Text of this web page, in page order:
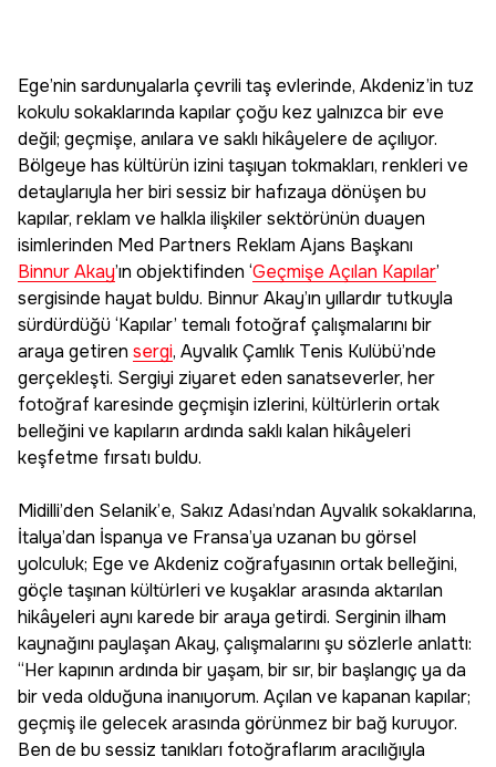
Ege’nin sardunyalarla çevrili taş evlerinde, Akdeniz’in tuz
kokulu sokaklarında kapılar çoğu kez yalnızca bir eve
değil; geçmişe, anılara ve saklı hikâyelere de açılıyor.
Bölgeye has kültürün izini taşıyan tokmakları, renkleri ve
detaylarıyla her biri sessiz bir hafızaya dönüşen bu
kapılar, reklam ve halkla ilişkiler sektörünün duayen
isimlerinden Med Partners Reklam Ajans Başkanı
Binnur Akay’ın objektifinden ‘Geçmişe Açılan Kapılar’
sergisinde hayat buldu. Binnur Akay’ın yıllardır tutkuyla
sürdürdüğü ‘Kapılar’ temalı fotoğraf çalışmalarını bir
araya getiren sergi, Ayvalık Çamlık Tenis Kulübü’nde
gerçekleşti. Sergiyi ziyaret eden sanatseverler, her
fotoğraf karesinde geçmişin izlerini, kültürlerin ortak
belleğini ve kapıların ardında saklı kalan hikâyeleri
keşfetme fırsatı buldu.
Midilli’den Selanik’e, Sakız Adası’ndan Ayvalık sokaklarına,
İtalya’dan İspanya ve Fransa’ya uzanan bu görsel
yolculuk; Ege ve Akdeniz coğrafyasının ortak belleğini,
göçle taşınan kültürleri ve kuşaklar arasında aktarılan
hikâyeleri aynı karede bir araya getirdi. Serginin ilham
kaynağını paylaşan Akay, çalışmalarını şu sözlerle anlattı:
“Her kapının ardında bir yaşam, bir sır, bir başlangıç ya da
bir veda olduğuna inanıyorum. Açılan ve kapanan kapılar;
geçmiş ile gelecek arasında görünmez bir bağ kuruyor.
Ben de bu sessiz tanıkları fotoğraflarım aracılığıyla